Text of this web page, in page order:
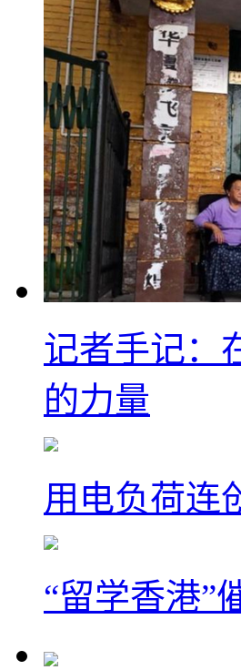
记者手记：
的力量
用电负荷连
“留学香港”